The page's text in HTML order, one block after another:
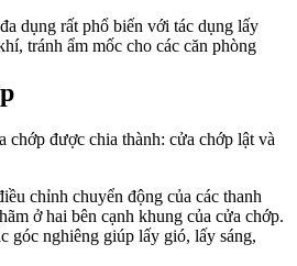
dụng rất phổ biến với tác dụng lấy
tránh ẩm mốc cho các căn phòng
chớp được chia thành: cửa chớp lật và
chỉnh chuyển động của các thanh
ở hai bên cạnh khung của cửa chớp.
góc nghiêng giúp lấy gió, lấy sáng,